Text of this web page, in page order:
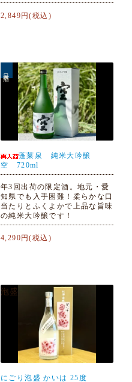
2,849円(税込)
蓬莱泉 純米大吟醸
空 720ml
年3回出荷の限定酒。地元・愛
知県でも入手困難！柔らかな口
当たりとふくよかで上品な旨味
の純米大吟醸です！
4,290円(税込)
泡盛
にごり泡盛 かいは 25度